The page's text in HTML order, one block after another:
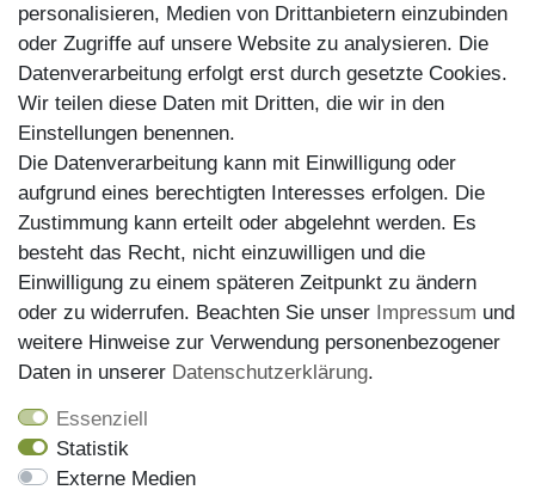
Zahlungsarten
Versand
personalisieren, Medien von Drittanbietern einzubinden
oder Zugriffe auf unsere Website zu analysieren. Die
Datenverarbeitung erfolgt erst durch gesetzte Cookies.
Wir teilen diese Daten mit Dritten, die wir in den
Einstellungen benennen.
Die Datenverarbeitung kann mit Einwilligung oder
aufgrund eines berechtigten Interesses erfolgen. Die
Zustimmung kann erteilt oder abgelehnt werden. Es
besteht das Recht, nicht einzuwilligen und die
Einwilligung zu einem späteren Zeitpunkt zu ändern
oder zu widerrufen. Beachten Sie unser Impressum und
weitere Hinweise zur Verwendung personenbezogener
Daten in unserer Daten­schutz­erklärung.
Essenziell
Statistik
Externe Medien